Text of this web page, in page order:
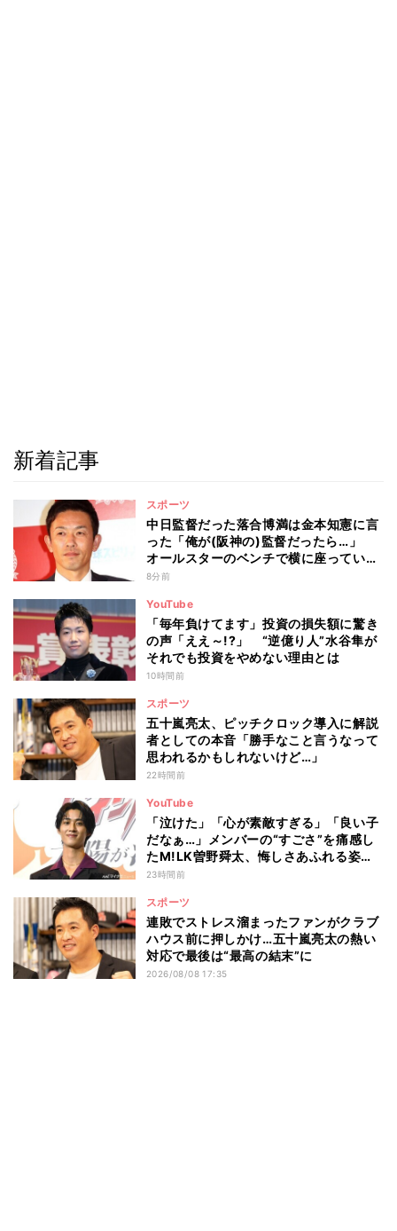
新着記事
スポーツ
中日監督だった落合博満は金本知憲に言
った「俺が(阪神の)監督だったら…」
オールスターのベンチで横に座っていた
赤星憲広が聞いた会話とは
8分前
YouTube
「毎年負けてます」投資の損失額に驚き
の声「ええ～!?」 “逆億り人”水谷隼が
それでも投資をやめない理由とは
10時間前
スポーツ
五十嵐亮太、ピッチクロック導入に解説
者としての本音「勝手なこと言うなって
思われるかもしれないけど…」
22時間前
YouTube
「泣けた」「心が素敵すぎる」「良い子
だなぁ…」メンバーの“すごさ”を痛感し
たM!LK曽野舜太、悔しさあふれる姿に
ファン感動
23時間前
スポーツ
連敗でストレス溜まったファンがクラブ
ハウス前に押しかけ…五十嵐亮太の熱い
対応で最後は“最高の結末”に
2026/08/08 17:35